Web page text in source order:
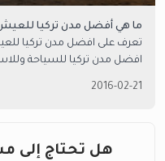
ما هي أفضل مدن تركيا للعيش
تعرف على افضل مدن تركيا
افضل مدن تركيا للسياحة
2016-02-21
هل تحتاج إلى